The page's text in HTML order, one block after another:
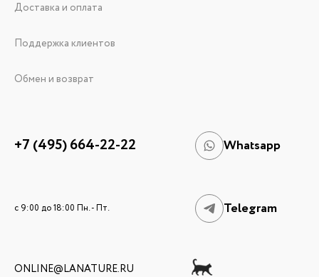
Доставка и оплата
Поддержка клиентов
Обмен и возврат
+7 (495) 664-22-22 Whatsapp
c 9:00 до 18:00 Пн. - Пт. Telegram
ONLINE@LANATURE.RU